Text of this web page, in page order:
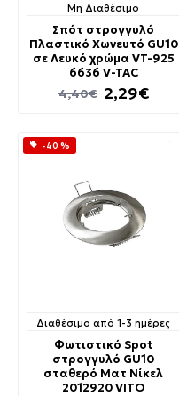
Μη Διαθέσιμο
Σπότ στρογγυλό
Πλαστικό Χωνευτό GU10
σε Λευκό χρώμα VT-925
6636 V-TAC
2,29€
4,40€
-40 %
Διαθέσιμο από 1-3 ημέρες
Φωτιστικό Spot
στρογγυλό GU10
σταθερό Ματ Νίκελ
2012920 VITO